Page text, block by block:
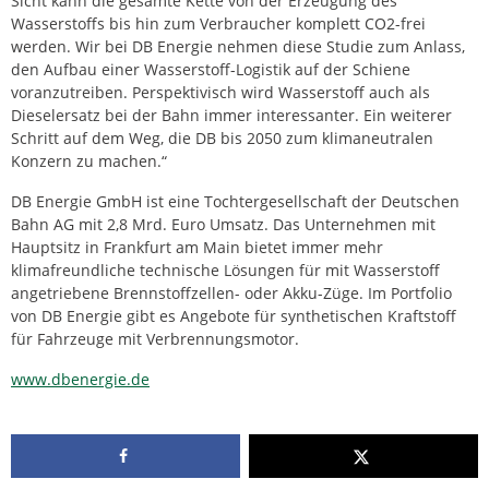
Wasserstoffs bis hin zum Verbraucher komplett CO2-frei
werden. Wir bei DB Energie nehmen diese Studie zum Anlass,
den Aufbau einer Wasserstoff-Logistik auf der Schiene
voranzutreiben. Perspektivisch wird Wasserstoff auch als
Dieselersatz bei der Bahn immer interessanter. Ein weiterer
Schritt auf dem Weg, die DB bis 2050 zum klimaneutralen
Konzern zu machen.“
DB Energie GmbH ist eine Tochtergesellschaft der Deutschen
Bahn AG mit 2,8 Mrd. Euro Umsatz. Das Unternehmen mit
Hauptsitz in Frankfurt am Main bietet immer mehr
klimafreundliche technische Lösungen für mit Wasserstoff
angetriebene Brennstoffzellen- oder Akku-Züge. Im Portfolio
von DB Energie gibt es Angebote für synthetischen Kraftstoff
für Fahrzeuge mit Verbrennungsmotor.
www.dbenergie.de